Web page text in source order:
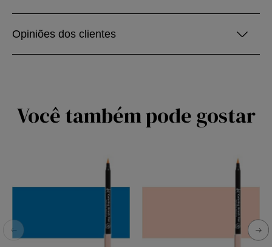
Opiniões dos clientes
Você também pode gostar